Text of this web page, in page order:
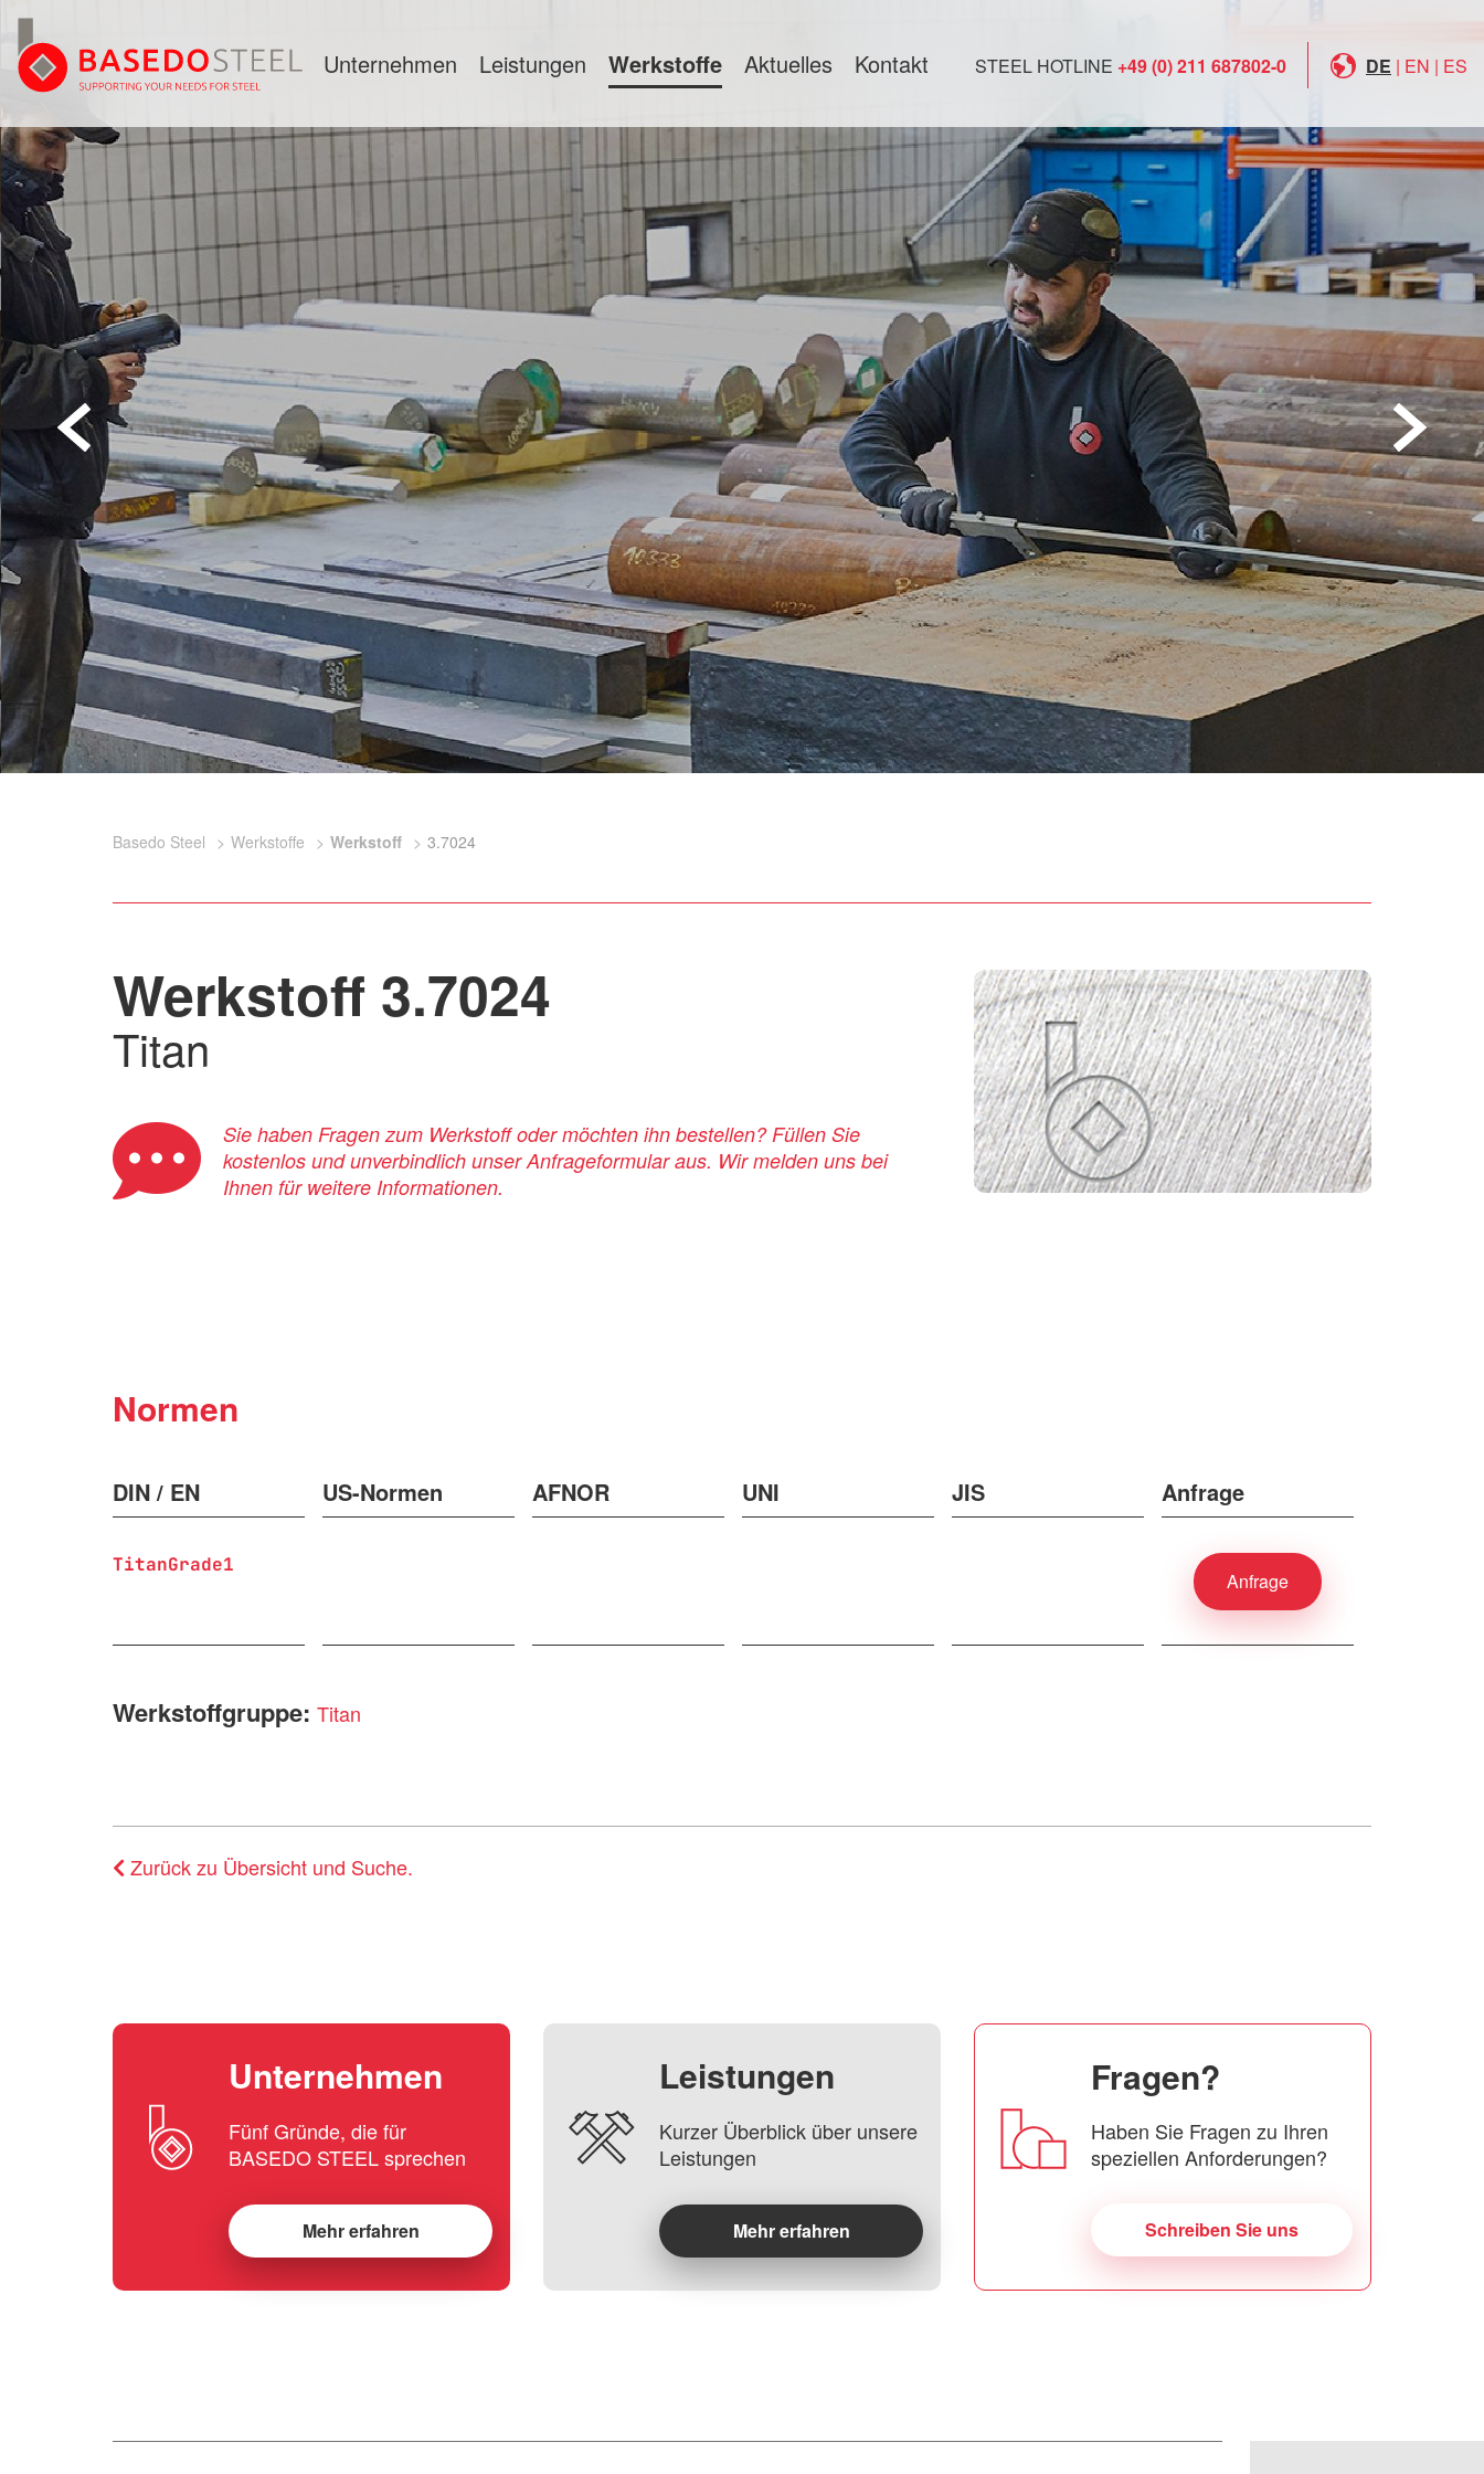
Unternehmen Leistungen Werkstoffe Aktuelles Kontakt STEEL HOTLINE +49 (0) 211 687802-0 DE | EN | ES
Basedo Steel Werkstoffe Werkstoff 3.7024
Werkstoff 3.7024
Titan
Sie haben Fragen zum Werkstoff oder möchten ihn bestellen? Füllen Sie
kostenlos und unverbindlich unser Anfrageformular aus. Wir melden uns bei
Ihnen für weitere Informationen.
Normen
DIN / EN US-Normen AFNOR UNI JIS Anfrage
TitanGrade1
Anfrage
Werkstoffgruppe: Titan
Zurück zu Übersicht und Suche.
Unternehmen
Fünf Gründe, die für
BASEDO STEEL sprechen
Mehr erfahren
Leistungen
Kurzer Überblick über unsere
Leistungen
Mehr erfahren
Fragen?
Haben Sie Fragen zu Ihren
speziellen Anforderungen?
Schreiben Sie uns